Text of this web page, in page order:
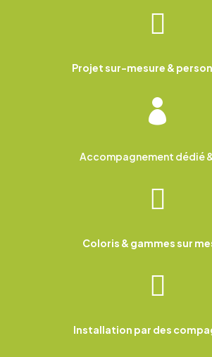

Projet sur-mesure &

Accompagnement dédié

Coloris & gammes sur

Installation par des